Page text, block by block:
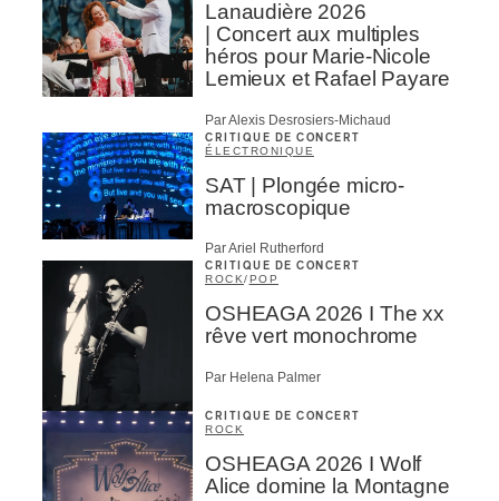
Lanaudière 2026
| Concert aux multiples
héros pour Marie-Nicole
Lemieux et Rafael Payare
Par Alexis Desrosiers-Michaud
CRITIQUE DE CONCERT
ÉLECTRONIQUE
SAT | Plongée micro-
macroscopique
Par Ariel Rutherford
CRITIQUE DE CONCERT
ROCK/POP
OSHEAGA 2026 I The xx
rêve vert monochrome
Par Helena Palmer
CRITIQUE DE CONCERT
ROCK
OSHEAGA 2026 I Wolf
Alice domine la Montagne